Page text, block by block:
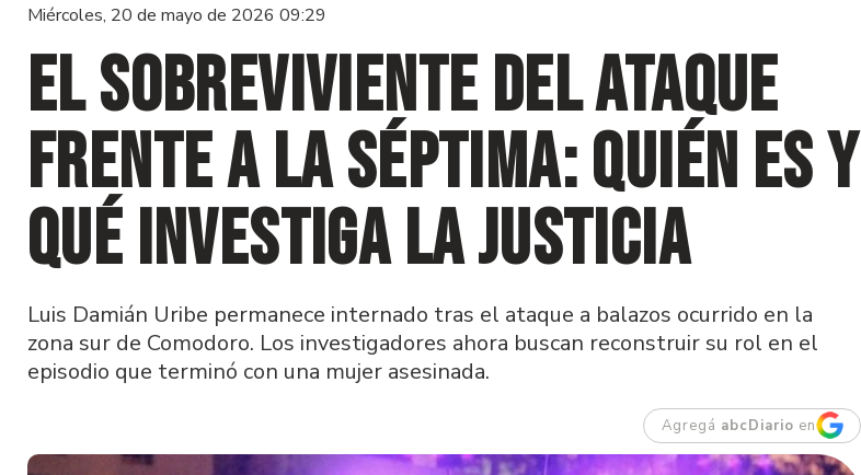
Miércoles, 20 de mayo de 2026 09:29
El sobreviviente del ataque
frente a la Séptima: quién es y
qué investiga la Justicia
Luis Damián Uribe permanece internado tras el ataque a balazos ocurrido en la
zona sur de Comodoro. Los investigadores ahora buscan reconstruir su rol en el
episodio que terminó con una mujer asesinada.
Agregá abcDiario en